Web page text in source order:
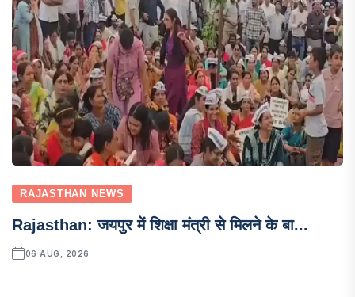
RAJASTHAN NEWS
Rajasthan: जयपुर में शिक्षा मंत्री से मिलने के बा...
06 AUG, 2026